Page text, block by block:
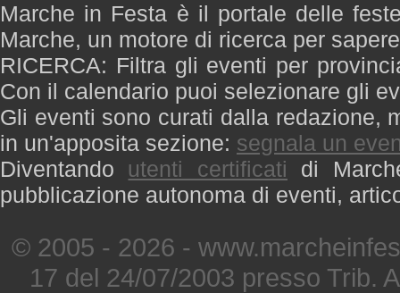
Marche in Festa è il portale delle
Marche, un motore di ricerca per
RICERCA: Filtra gli eventi per
Con il calendario puoi selezionare gli
Gli eventi sono curati dalla redazione,
in un'apposita sezione: segnala un
Diventando utenti certificati di
pubblicazione autonoma di eventi,
© 2005 - 2026 -
17 del 24/07/2003 presso Trib.